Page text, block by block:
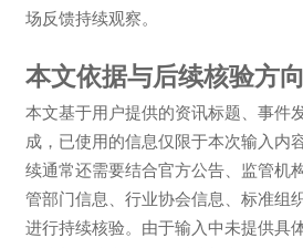
场反馈持续观察。
本文依据与后续核验方向
本文基于用户提供的资讯标题、事件
成，已使用的信息仅限于本次输入内
续通常还需要结合官方公告、监管机
管部门信息、行业协会信息、标准组
进行持续核验。由于输入中未提供具